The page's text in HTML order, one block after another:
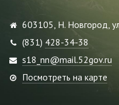
603105, Н. Новгород,
(831) 428-34-38
s18_nn@mail.52gov.ru
Посмотреть на карте